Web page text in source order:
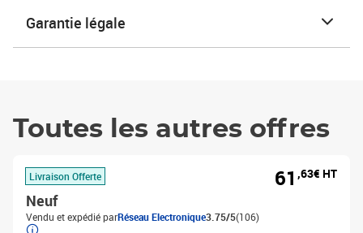
Garantie légale
Toutes les autres offres
Livraison Offerte
Neuf
Vendu et expédié parRéseau Electronique3.75/5(106)
61 ,63€ HT